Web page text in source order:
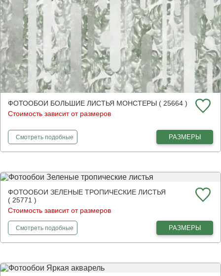
ФОТООБОИ БОЛЬШИЕ ЛИСТЬЯ МОНСТЕРЫ ( 25664 )
Стоимость зависит от размеров
Смотретьфотообои
подобные РАЗМЕРЫ
ФОТООБОИ ЗЕЛЕНЫЕ ТРОПИЧЕСКИЕ ЛИСТЬЯ
( 25771 )
Стоимость зависит от размеров
Смотретьфотообои
подобные РАЗМЕРЫ